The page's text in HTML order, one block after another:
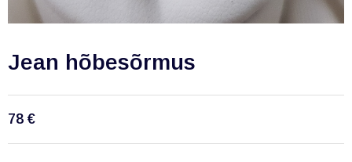
Jean hõbesõrmus
78 €